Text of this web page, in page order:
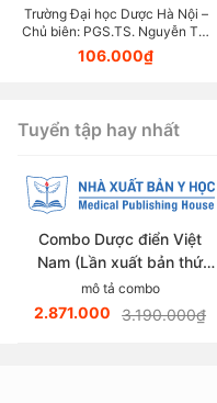
ngành dược học)
Trường Đại học Dược Hà Nội –
Chủ biên: PGS.TS. Nguyễn Thị
Thanh Hương
106.000₫
Tuyển tập hay nhất
Combo Dược điển Việt
Nam (Lần xuất bản thứ
sáu)
mô tả combo
2.871.000 3.190.000₫